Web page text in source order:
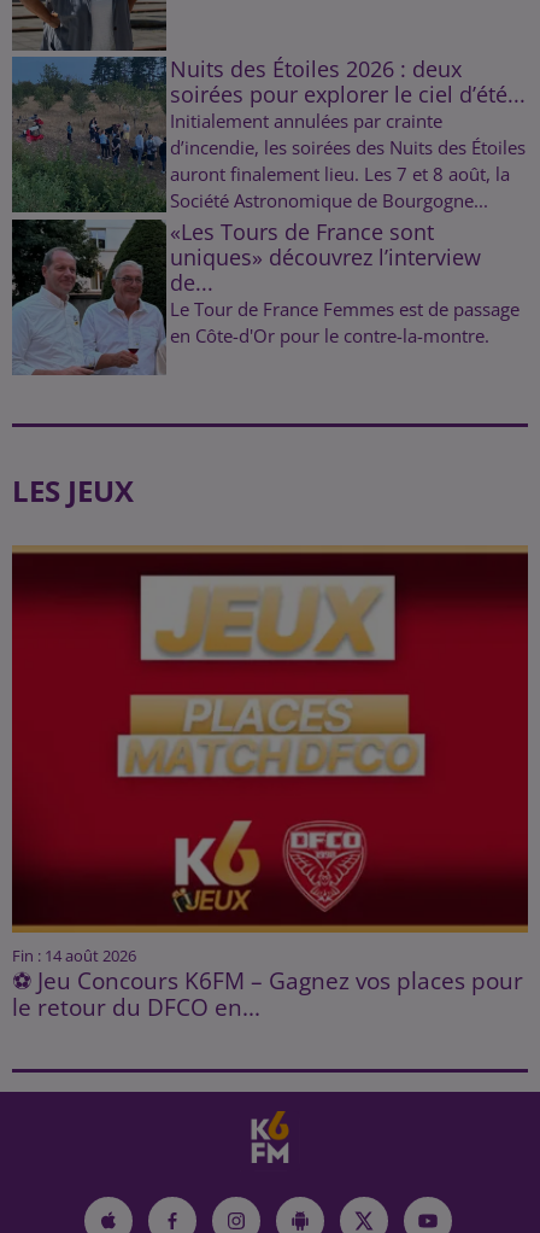
Nuits des Étoiles 2026 : deux
soirées pour explorer le ciel d’été...
Initialement annulées par crainte
d’incendie, les soirées des Nuits des Étoiles
auront finalement lieu. Les 7 et 8 août, la
Société Astronomique de Bourgogne...
«Les Tours de France sont
uniques» découvrez l’interview
de...
Le Tour de France Femmes est de passage
en Côte-d'Or pour le contre-la-montre.
LES JEUX
Fin : 14 août 2026
⚽ Jeu Concours K6FM – Gagnez vos places pour
le retour du DFCO en...